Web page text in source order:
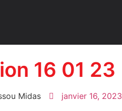
16 01 23
Midas janvier 16, 2023